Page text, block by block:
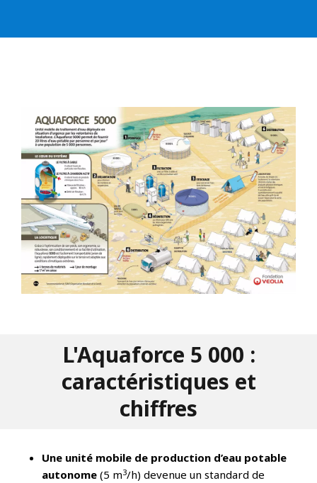
L'Aquaforce 5 000 :
caractéristiques et
chiffres
Une unité mobile de production d’eau potable
autonome (5 m3/h) devenue un standard de